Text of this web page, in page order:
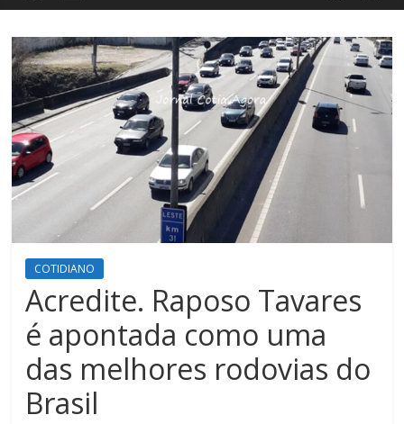
COTIDIANO
Acredite. Raposo Tavares
é apontada como uma
das melhores rodovias do
Brasil